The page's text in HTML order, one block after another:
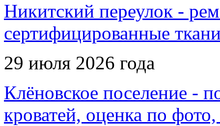
Никитский переулок -
сертифицированные
29 июля 2026 года
Клёновское поселение -
кроватей, оценка по